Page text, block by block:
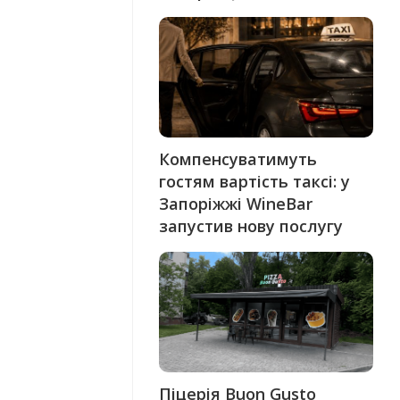
Компенсуватимуть
гостям вартість таксі: у
Запоріжжі WineBar
запустив нову послугу
Піцерія Buon Gusto